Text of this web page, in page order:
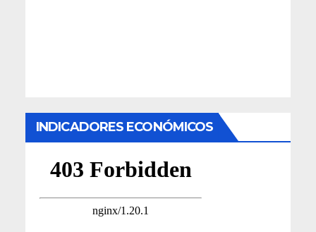
INDICADORES ECONÓMICOS